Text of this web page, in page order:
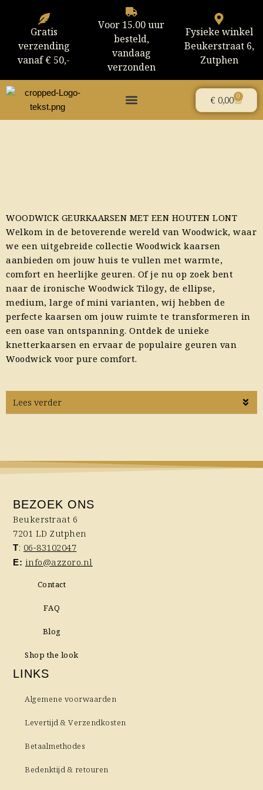
inhoud
Gratis
verzending
vanaf € 50,-
Voor 15.00 uur
besteld,
vandaag
verzonden
Fysieke winkel
Beukerstraat 6,
Zutphen
€ 0,00 0
WOODWICK GEURKAARSEN MET EEN HOUTEN LONT
Welkom in de betoverende wereld van Woodwick, waar
we een uitgebreide collectie Woodwick kaarsen
aanbieden om jouw huis te vullen met warmte,
comfort en heerlijke geuren. Of je nu op zoek bent
naar de ironische Woodwick Tilogy, de ellipse,
medium, large of mini varianten, wij hebben de
perfecte kaarsen om jouw ruimte te transformeren in
een oase van ontspanning. Ontdek de unieke
knetterkaarsen en ervaar de populaire geuren van
Woodwick voor pure comfort.
Lees verder
BEZOEK ONS
Beukerstraat 6
7201 LD Zutphen
T: 06-83102047
E: info@azzoro.nl
Contact
FAQ
Blog
Shop the look
LINKS
Algemene voorwaarden
Levertijd & Verzendkosten
Betaalmethodes
Bedenktijd & retouren